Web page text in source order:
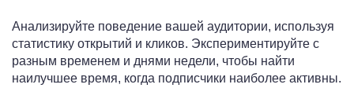
Анализируйте поведение вашей аудитории, используя
статистику открытий и кликов. Экспериментируйте с
разным временем и днями недели, чтобы найти
наилучшее время, когда подписчики наиболее активны.